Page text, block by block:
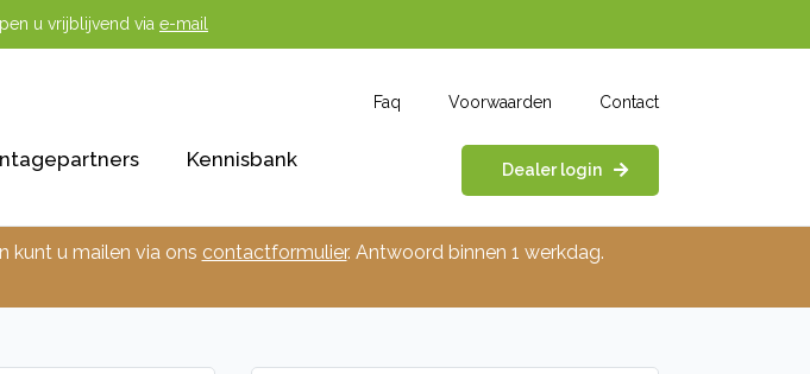
u vrijblijvend via e-mail
Faq Voorwaarden Contact
Kennisbank Dealer login
kunt u mailen via ons contactformulier. Antwoord binnen 1 werkdag.